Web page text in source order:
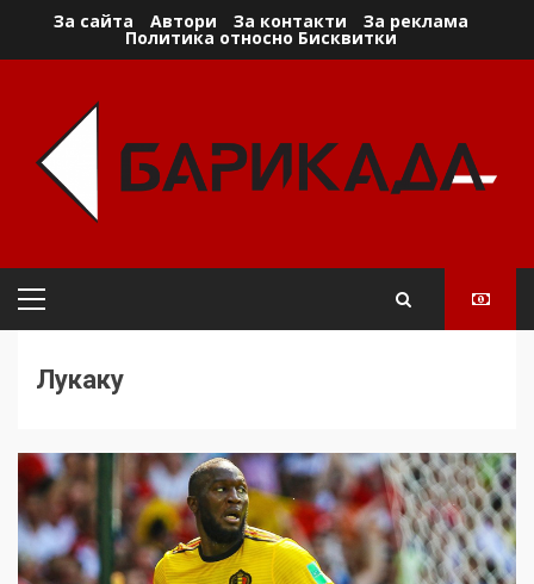
За сайта Автори За контакти За реклама
Политика относно Бисквитки
Primary
Лукаку